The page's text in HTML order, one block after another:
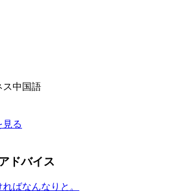
中国語
見る
ドバイス
ばなんなりと。